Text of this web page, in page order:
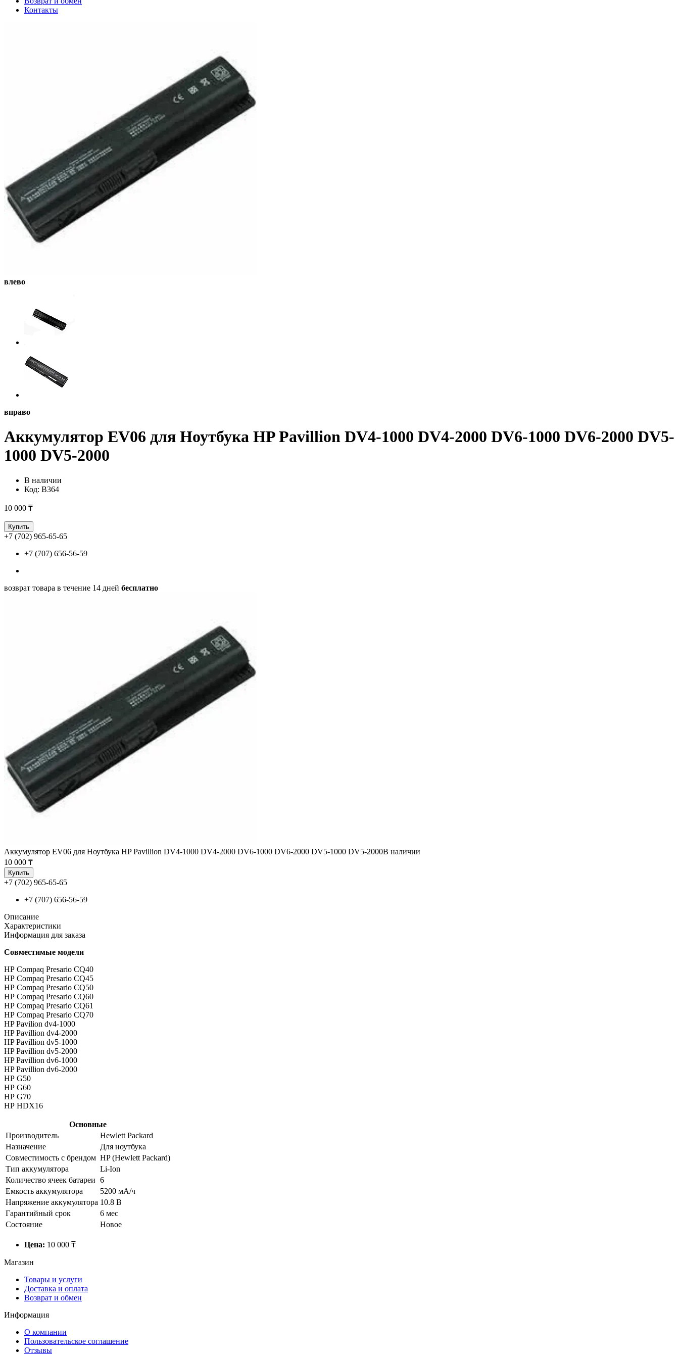
Контакты
влево
вправо
Аккумулятор EV06 для Ноутбука HP Pavillion DV4-1000 DV4-2000 DV6-1000 DV6-2000 DV5-
1000 DV5-2000
В наличии
Код: B364
10 000 ₸
Купить
+7 (702) 965-65-65
+7 (707) 656-56-59
возврат товара в течение 14 дней бесплатно
Аккумулятор EV06 для Ноутбука HP Pavillion DV4-1000 DV4-2000 DV6-1000 DV6-2000 DV5-1000 DV5-2000В наличии
10 000 ₸
Купить
+7 (702) 965-65-65
+7 (707) 656-56-59
Описание
Характеристики
Информация для заказа
Совместимые модели
HP Compaq Presario CQ40
HP Compaq Presario CQ45
HP Compaq Presario CQ50
HP Compaq Presario CQ60
HP Compaq Presario CQ61
HP Compaq Presario CQ70
HP Pavilion dv4-1000
HP Pavillion dv4-2000
HP Pavillion dv5-1000
HP Pavillion dv5-2000
HP Pavillion dv6-1000
HP Pavillion dv6-2000
HP G50
HP G60
HP G70
HP HDX16
Основные
Производитель
Hewlett Packard
Назначение
Для ноутбука
Совместимость с брендом HP (Hewlett Packard)
Тип аккумулятора
Li-Ion
Количество ячеек батареи 6
Емкость аккумулятора
5200 мА/ч
Напряжение аккумулятора 10.8 В
Гарантийный срок
6 мес
Состояние
Новое
Цена: 10 000 ₸
Магазин
Товары и услуги
Доставка и оплата
Возврат и обмен
Информация
О компании
Пользовательское соглашение
Отзывы